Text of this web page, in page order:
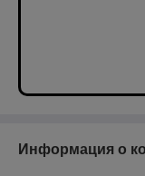
Информация о